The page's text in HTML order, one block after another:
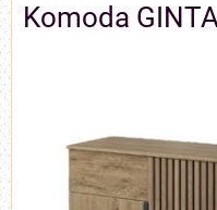
Komoda